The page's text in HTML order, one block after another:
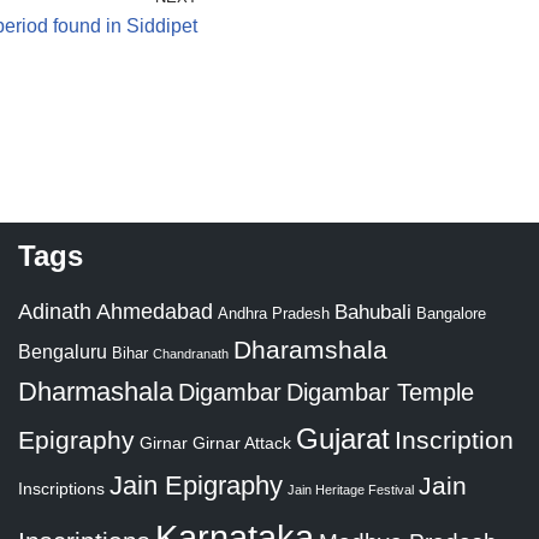
found in Siddipet
Tags
Adinath Ahmedabad Andhra Pradesh Bahubali Bangalore
Bengaluru Bihar Chandranath Dharamshala
Dharmashala Digambar Digambar Temple
Epigraphy Girnar Girnar Attack Gujarat Inscription
Inscriptions Jain Epigraphy Jain Heritage Festival Jain